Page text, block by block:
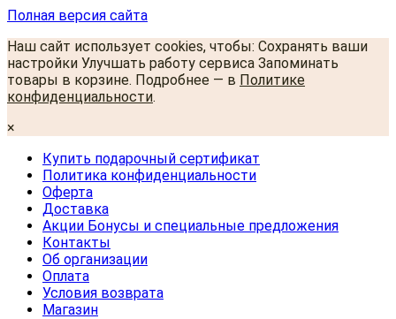
Полная версия сайта
Наш сайт использует cookies, чтобы: Сохранять ваши
настройки Улучшать работу сервиса Запоминать
товары в корзине. Подробнее — в Политике
конфиденциальности.
×
Купить подарочный сертификат
Политика конфиденциальности
Оферта
Доставка
Акции Бонусы и специальные предложения
Контакты
Об организации
Оплата
Условия возврата
Магазин